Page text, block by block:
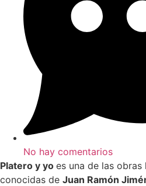
No hay comentarios
Platero y yo es una de las
conocidas de Juan Ramón